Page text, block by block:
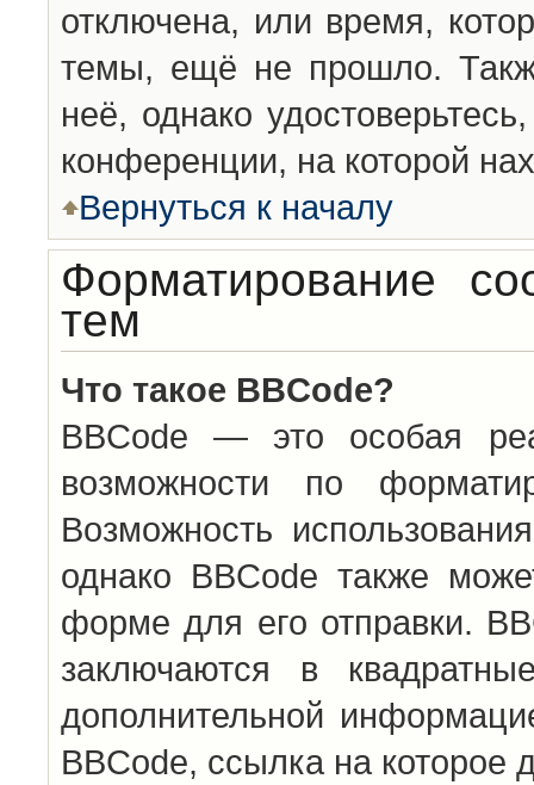
отключена, или время,
темы, ещё не прошло.
неё, однако
конференции, на которой
Вернуться к началу
Форматирование
тем
Что такое BBCode?
BBCode — это особая
возможности по
Возможность
однако BBCode также
форме для его отправки.
заключаются в
дополнительной
BBCode, ссылка на